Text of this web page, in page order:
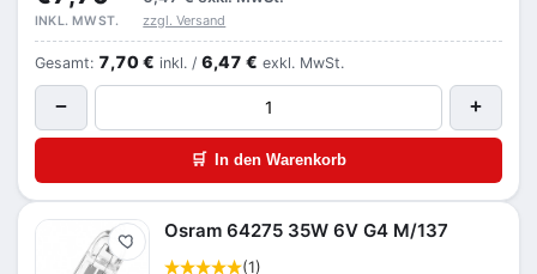
INKL. MWST. zzgl. Versand
Gesamt: 7,70 € inkl. / 6,47 € exkl. MwSt.
− +
🛒 In den Warenkorb
Merken
Osram 64275 35W 6V G4 M/137
(1)